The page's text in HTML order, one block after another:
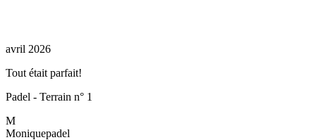
avril 2026
Tout était parfait!
Padel - Terrain n° 1
M
Moniquepadel